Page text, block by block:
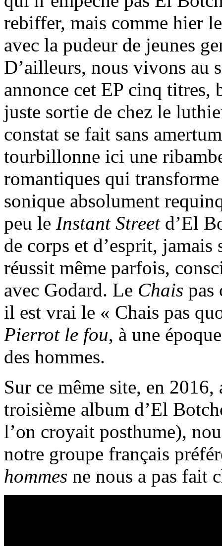
rebiffer, mais comme hier
avec la pudeur de jeunes
D’ailleurs, nous vivons au
annonce cet EP cinq titres,
juste sortie de chez le
constat se fait sans
tourbillonne ici une
romantiques qui
sonique absolument
peu le Instant Streetd’El
de corps et d’esprit,
réussit même parfois,
avec Godard. Le Chais pas
il est vrai le « Chais pas
Pierrot le fou, à une
des hommes.
Sur ce même site, en
troisième album d’El
l’on croyait posthume),
notre groupe français
hommes ne nous a pas fait